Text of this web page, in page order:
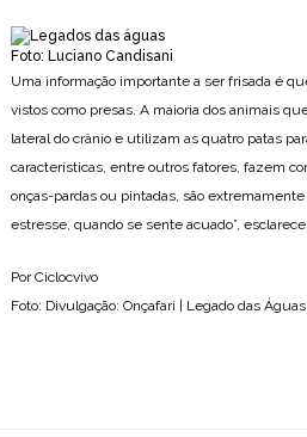
Foto: Luciano Candisani
Uma informação importante a ser frisada é
vistos como presas. A maioria dos animais
lateral do crânio e utilizam as quatro patas
características, entre outros fatores, fazem
onças-pardas ou pintadas, são
estresse, quando se sente acuado”,
Por Ciclocvivo
Foto: Divulgação: Onçafari | Legado das Águas